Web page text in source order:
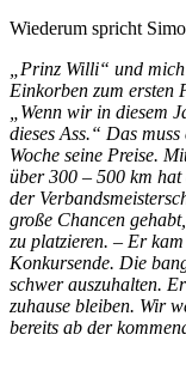
Wiederum spricht
„Prinz Willi“ und mich
Einkorben zum ersten
„Wenn wir in diesem
dieses Ass.“ Das
Woche seine Preise.
über 300 – 500 km
der
große Chancen
zu platzieren. – Er
Konkursende. Die
schwer auszuhalten.
zuhause bleiben. Wir
bereits ab der